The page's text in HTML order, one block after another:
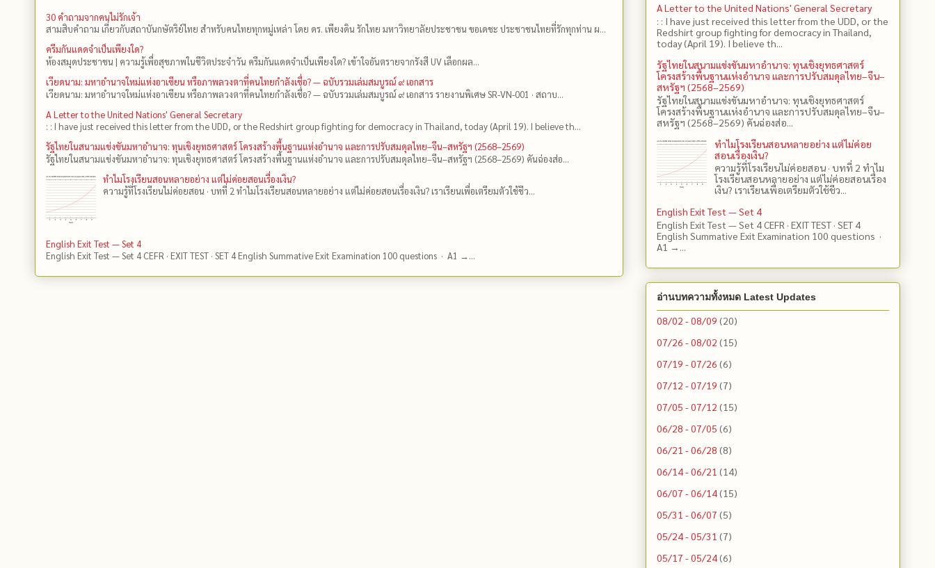
30 คำถามจากคนไม่รักเจ้า
สามสิบคำถาม เกี่ยวกับสถาบันกษัตริย์ไทย สำหรับคนไทยทุกหมู่เหล่า โดย ดร.​ เพียงดิน รักไทย มหาวิทยาลัยประชาชน ขอเดชะ ประชาชนไทยที่รักทุกท่าน ผ...
ครีมกันแดดจำเป็นเพียงใด?
ห้องสมุดประชาชน | ความรู้เพื่อสุขภาพในชีวิตประจำวัน ครีมกันแดดจำเป็นเพียงใด? เข้าใจอันตรายจากรังสี UV เลือกผล...
เวียดนาม: มหาอำนาจใหม่แห่งอาเซียน หรือภาพลวงตาที่คนไทยกำลังเชื่อ? — ฉบับรวมเล่มสมบูรณ์ ๙ เอกสาร
เวียดนาม: มหาอำนาจใหม่แห่งอาเซียน หรือภาพลวงตาที่คนไทยกำลังเชื่อ? — ฉบับรวมเล่มสมบูรณ์ ๙ เอกสาร รายงานพิเศษ SR-VN-001 · สถาบ...
A Letter to the United Nations' General Secretary
: : I have just received this letter from the UDD, or the Redshirt group fighting for democracy in Thailand, today (April 19). I believe th...
รัฐไทยในสนามแข่งขันมหาอำนาจ: ทุนเชิงยุทธศาสตร์ โครงสร้างพื้นฐานแห่งอำนาจ และการปรับสมดุลไทย–จีน–สหรัฐฯ (2568–2569)
รัฐไทยในสนามแข่งขันมหาอำนาจ: ทุนเชิงยุทธศาสตร์ โครงสร้างพื้นฐานแห่งอำนาจ และการปรับสมดุลไทย–จีน–สหรัฐฯ (2568–2569) คันฉ่องส่อ...
ทำไมโรงเรียนสอนหลายอย่าง แต่ไม่ค่อยสอนเรื่องเงิน?
ความรู้ที่โรงเรียนไม่ค่อยสอน · บทที่ 2 ทำไมโรงเรียนสอนหลายอย่าง แต่ไม่ค่อยสอนเรื่องเงิน? เราเรียนเพื่อเตรียมตัวใช้ชีว...
English Exit Test — Set 4
English Exit Test — Set 4 CEFR · EXIT TEST · SET 4 English Summative Exit Examination 100 questions · A1 →...
A Letter to the United Nations' General Secretary
: : I have just received this letter from the UDD, or the
Redshirt group fighting for democracy in Thailand,
today (April 19). I believe th...
รัฐไทยในสนามแข่งขันมหาอำนาจ: ทุนเชิงยุทธศาสตร์
โครงสร้างพื้นฐานแห่งอำนาจ และการปรับสมดุลไทย–จีน–
สหรัฐฯ (2568–2569)
รัฐไทยในสนามแข่งขันมหาอำนาจ: ทุนเชิงยุทธศาสตร์
โครงสร้างพื้นฐานแห่งอำนาจ และการปรับสมดุลไทย–จีน–
สหรัฐฯ (2568–2569) คันฉ่องส่อ...
ทำไมโรงเรียนสอนหลายอย่าง แต่ไม่ค่อย
สอนเรื่องเงิน?
ความรู้ที่โรงเรียนไม่ค่อยสอน · บทที่ 2 ทำไม
โรงเรียนสอนหลายอย่าง แต่ไม่ค่อยสอนเรื่อง
เงิน? เราเรียนเพื่อเตรียมตัวใช้ชีว...
English Exit Test — Set 4
English Exit Test — Set 4 CEFR · EXIT TEST · SET 4
English Summative Exit Examination 100 questions ·
A1 →...
อ่านบทความทั้งหมด Latest Updates
08/02 - 08/09 (20)
07/26 - 08/02 (15)
07/19 - 07/26 (6)
07/12 - 07/19 (7)
07/05 - 07/12 (15)
06/28 - 07/05 (6)
06/21 - 06/28 (8)
06/14 - 06/21 (14)
06/07 - 06/14(15)
05/31 - 06/07 (5)
05/24 - 05/31 (7)
05/17 - 05/24(6)